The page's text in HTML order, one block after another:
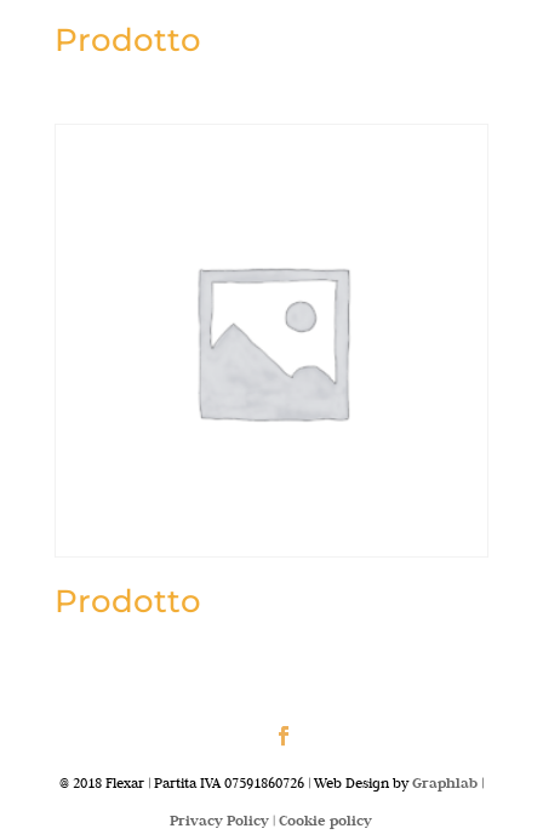
Prodotto
Prodotto
@ 2018 Flexar | Partita IVA 07591860726 | Web Design byGraphlab|
Privacy Policy |Cookie policy